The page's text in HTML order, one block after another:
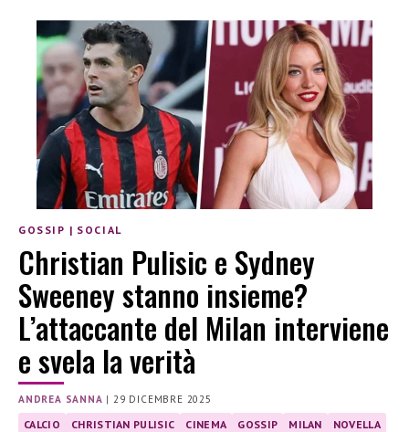
GOSSIP | SOCIAL
Christian Pulisic e Sydney
Sweeney stanno insieme?
L’attaccante del Milan interviene
e svela la verità
ANDREA SANNA |29 DICEMBRE 2025
CALCIO CHRISTIAN PULISIC CINEMA GOSSIP MILAN
NOVELLA